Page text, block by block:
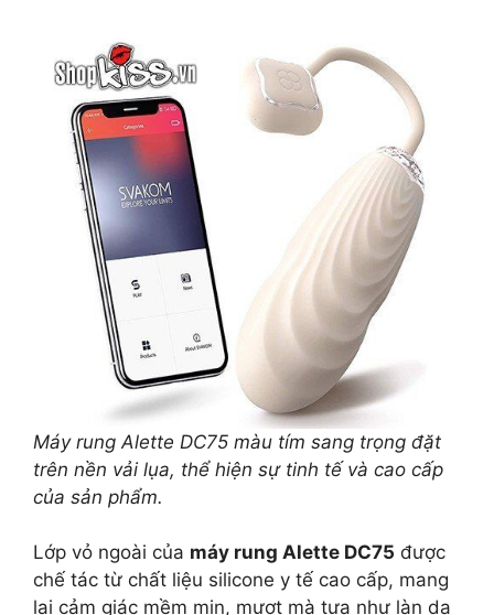
Máy rung Alette DC75 màu tím sang trọng đặt
trên nền vải lụa, thể hiện sự tinh tế và cao cấp
của sản phẩm.
Lớp vỏ ngoài của máy rung Alette DC75 được
chế tác từ chất liệu silicone y tế cao cấp, mang
lại cảm giác mềm mịn, mượt mà tựa như làn da